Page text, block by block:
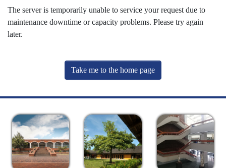
The server is temporarily unable to service your request due to
maintenance downtime or capacity problems. Please try again
later.
Take me to the home page